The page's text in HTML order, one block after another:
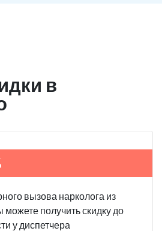
в
вызова нарколога из
получить скидку до
у диспетчера